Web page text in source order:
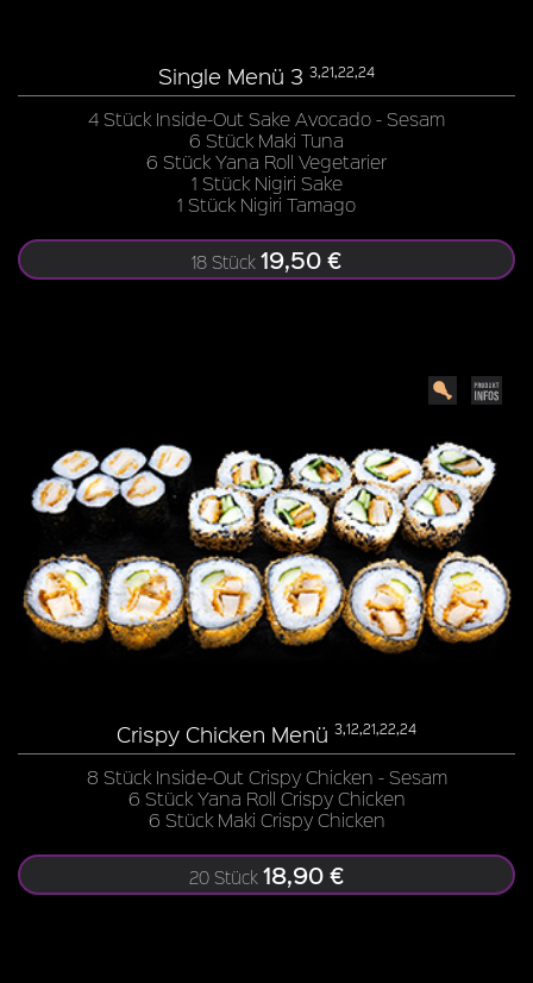
Single Menü 3 3,21,22,24
4 Stück Inside-Out Sake Avocado - Sesam
6 Stück Maki Tuna
6 Stück Yana Roll Vegetarier
1 Stück Nigiri Sake
1 Stück Nigiri Tamago
18 Stück 19,50 €
Crispy Chicken Menü 3,12,21,22,24
8 Stück Inside-Out Crispy Chicken - Sesam
6 Stück Yana Roll Crispy Chicken
6 Stück Maki Crispy Chicken
20 Stück 18,90 €